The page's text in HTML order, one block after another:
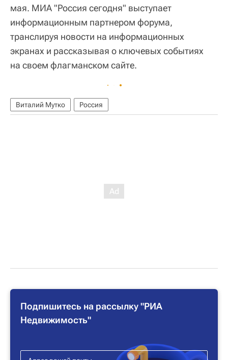
мая. МИА "Россия сегодня" выступает
информационным партнером форума,
транслируя новости на информационных
экранах и рассказывая о ключевых событиях
на своем флагманском сайте.
Виталий Мутко Россия
Подпишитесь на рассылку "РИА
Недвижимость"